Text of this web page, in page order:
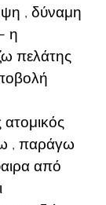
, δύναμη
η
πελάτης
, παράγω
από